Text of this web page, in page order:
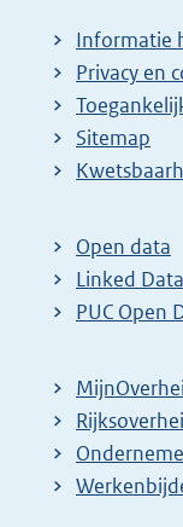
Informatie
Privacy en
Sitemap
E
t
e
r
l
i
n
k
Open data
Linked
PUC Open
E
x
t
E
x
E